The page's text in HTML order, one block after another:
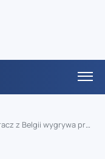
wygrywa prawie 147 000 euro